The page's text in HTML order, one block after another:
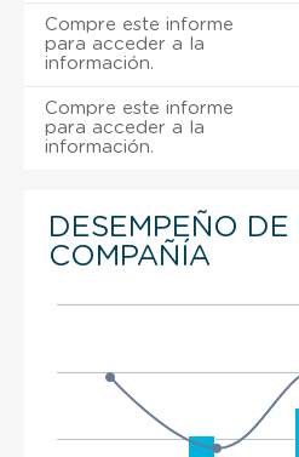
Compre este informe
para acceder a la
información.
Compre este informe
para acceder a la
información.
DESEMPEÑO DE
COMPAÑÍA